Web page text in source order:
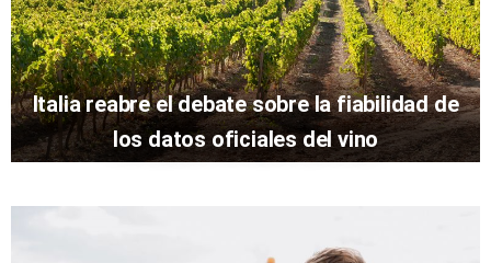
Italia reabre el debate sobre la fiabilidad de
los datos oficiales del vino